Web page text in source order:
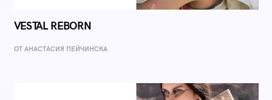
VESTAL REBORN
ОТ AНАСТАСИЯ ПЕЙЧИНСКА